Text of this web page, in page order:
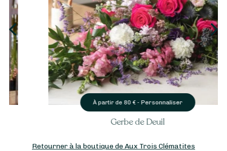
À partir de80€ -Personnaliser
Gerbe de Deuil
Retourner à la boutique de Aux Trois Clématites